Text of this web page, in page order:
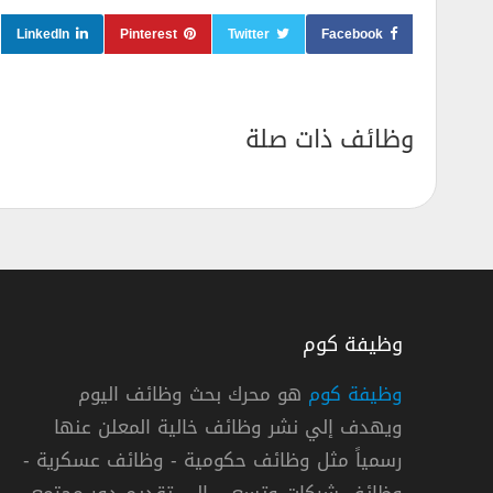
Facebook
Twitter
Pinterest
LinkedIn
وظائف ذات صلة
آند جامبل تعلن (برامج التدريب الداخلي) 2021م
وظيفة كوم
وظيفة كوم هو محرك بحث وظائف اليوم
ويهدف إلي نشر وظائف خالية المعلن عنها
رسمياً مثل وظائف حكومية - وظائف عسكرية -